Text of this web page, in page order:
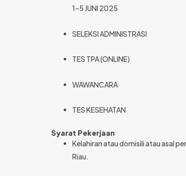
1–5 JUNI 2025
SELEKSI ADMINISTRASI
TES TPA (ONLINE)
WAWANCARA
TES KESEHATAN
Syarat Pekerjaan
Kelahiran atau domisili atau asal
Riau.